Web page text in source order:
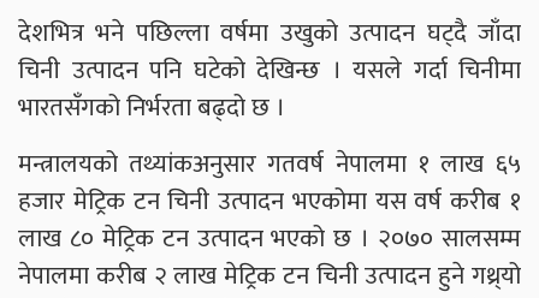
देशभित्र भने पछिल्ला वर्षमा उखुको उत्पादन घट्दै जाँदा
चिनी उत्पादन पनि घटेको देखिन्छ । यसले गर्दा चिनीमा
भारतसँगको निर्भरता बढ्दो छ ।
मन्त्रालयको तथ्यांकअनुसार गतवर्ष नेपालमा १ लाख ६५
हजार मेट्रिक टन चिनी उत्पादन भएकोमा यस वर्ष करीब १
लाख ८० मेट्रिक टन उत्पादन भएको छ । २०७० सालसम्म
नेपालमा करीब २ लाख मेट्रिक टन चिनी उत्पादन हुने गथ्र्यो